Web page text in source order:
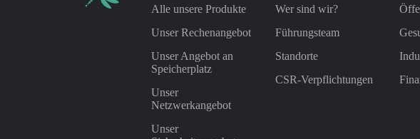
Alle unsere Produkte
Unser Rechenangebot
Unser Angebot an
Speicherplatz
Unser
Netzwerkangebot
Unser
Wer sind wir?
Führungsteam
Standorte
CSR-Verpflichtungen